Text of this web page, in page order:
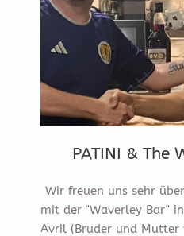
PATINI & The
Wir freuen uns sehr
mit der "Waverley Bar"
Avril (Bruder und Mutter